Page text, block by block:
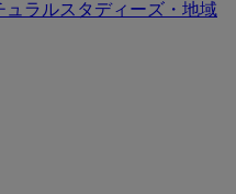
ュラルスタディーズ・地域